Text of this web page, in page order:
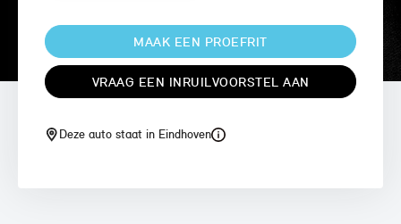
MAAK EEN PROEFRIT
VRAAG EEN INRUILVOORSTEL AAN
Deze auto staat in Eindhoven